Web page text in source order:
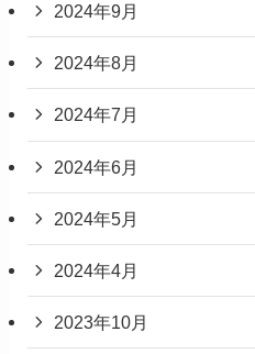
2024年9月
2024年8月
2024年7月
2024年6月
2024年5月
2024年4月
2023年10月